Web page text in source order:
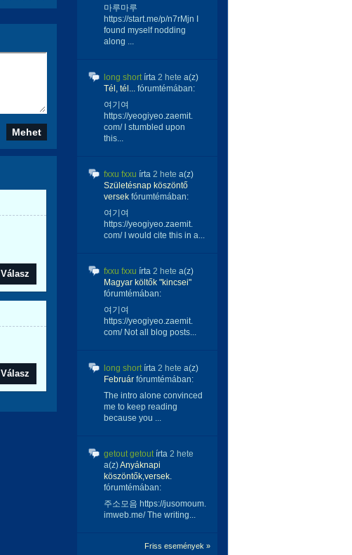
Válasz
Válasz
마루마루
https://start.me/p/n7rMjn I
found myself nodding
along ...
long shortírta 2 hete a(z)
Tél, tél... fórumtémában:
여기여
https://yeogiyeo.zaemit.
com/ I stumbled upon
this...
fxxu fxxu írta 2 hete a(z)
Születésnap köszöntő
versek fórumtémában:
여기여
https://yeogiyeo.zaemit.
com/ I would cite this in a...
fxxu fxxu írta 2 hete a(z)
Magyar költők "kincsei"
fórumtémában:
여기여
https://yeogiyeo.zaemit.
com/ Not all blog posts...
long shortírta 2 hete a(z)
Február fórumtémában:
The intro alone convinced
me to keep reading
because you ...
getout getoutírta 2 hete
a(z)Anyáknapi
köszöntők,versek.
fórumtémában:
주소모음 https://jusomoum.
imweb.me/ The writing...
Friss események »